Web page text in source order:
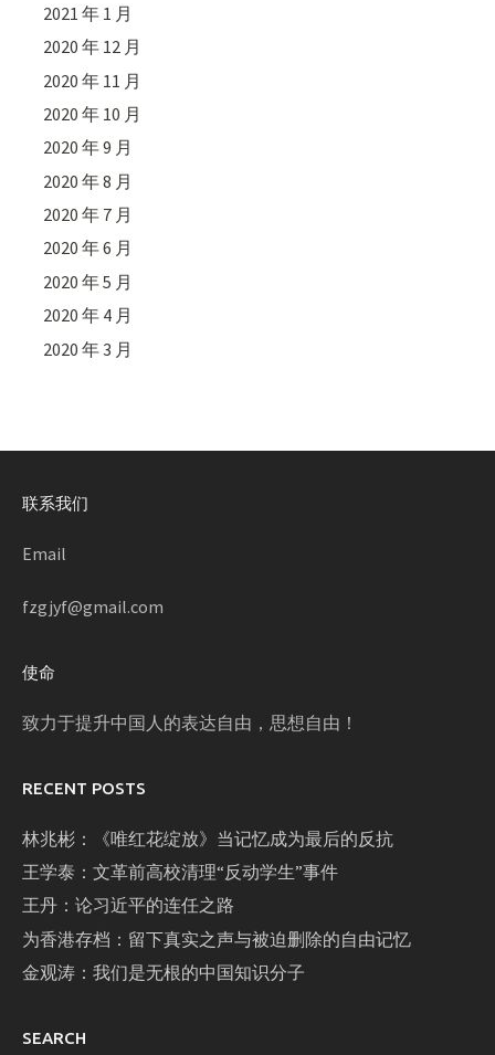
2021 年 1 月
2020 年 12 月
2020 年 11 月
2020 年 10 月
2020 年 9 月
2020 年 8 月
2020 年 7 月
2020 年 6 月
2020 年 5 月
2020 年 4 月
2020 年 3 月
联系我们
Email
fzgjyf@gmail.com
使命
致力于提升中国人的表达自由，思想自由！
RECENT POSTS
林兆彬：《唯红花绽放》当记忆成为最后的反抗
王学泰：文革前高校清理“反动学生”事件
王丹：论习近平的连任之路
为香港存档：留下真实之声与被迫删除的自由记忆
金观涛：我们是无根的中国知识分子
SEARCH